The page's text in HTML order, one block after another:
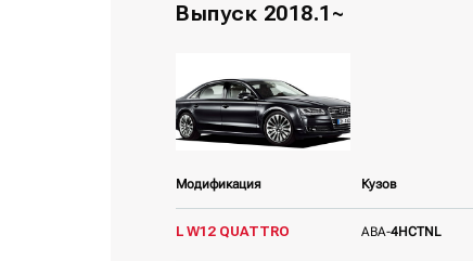
Выпуск 2018.1~
Модификация Кузов
L W12 QUATTRO ABA-4HCTNL